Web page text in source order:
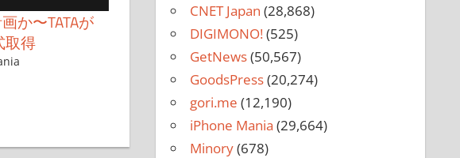
か〜TATAが
取得
CNET Japan (28,868)
DIGIMONO!(525)
GetNews(50,567)
GoodsPress(20,274)
gori.me (12,190)
iPhone Mania (29,664)
Minory(678)